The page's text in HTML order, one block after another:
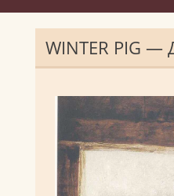
WINTER PIG